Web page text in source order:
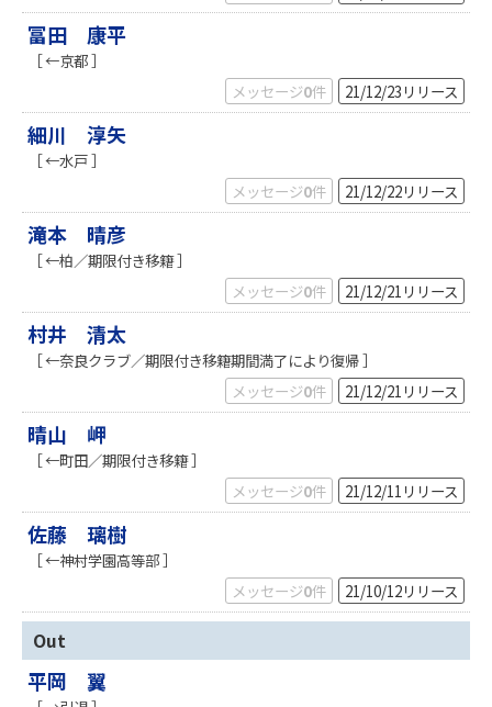
冨田 康平
［ ←京都 ］
メッセージ0件 21/12/23 リリース
細川 淳矢
［ ←水戸 ］
メッセージ0件 21/12/22リリース
滝本 晴彦
［ ←柏／期限付き移籍 ］
メッセージ0件 21/12/21 リリース
村井 清太
［ ←奈良クラブ／期限付き移籍期間満了により復帰 ］
メッセージ0件 21/12/21 リリース
晴山 岬
［ ←町田／期限付き移籍 ］
メッセージ0件 21/12/11 リリース
佐藤 璃樹
［ ←神村学園高等部 ］
メッセージ0件 21/10/12リリース
Out
平岡 翼